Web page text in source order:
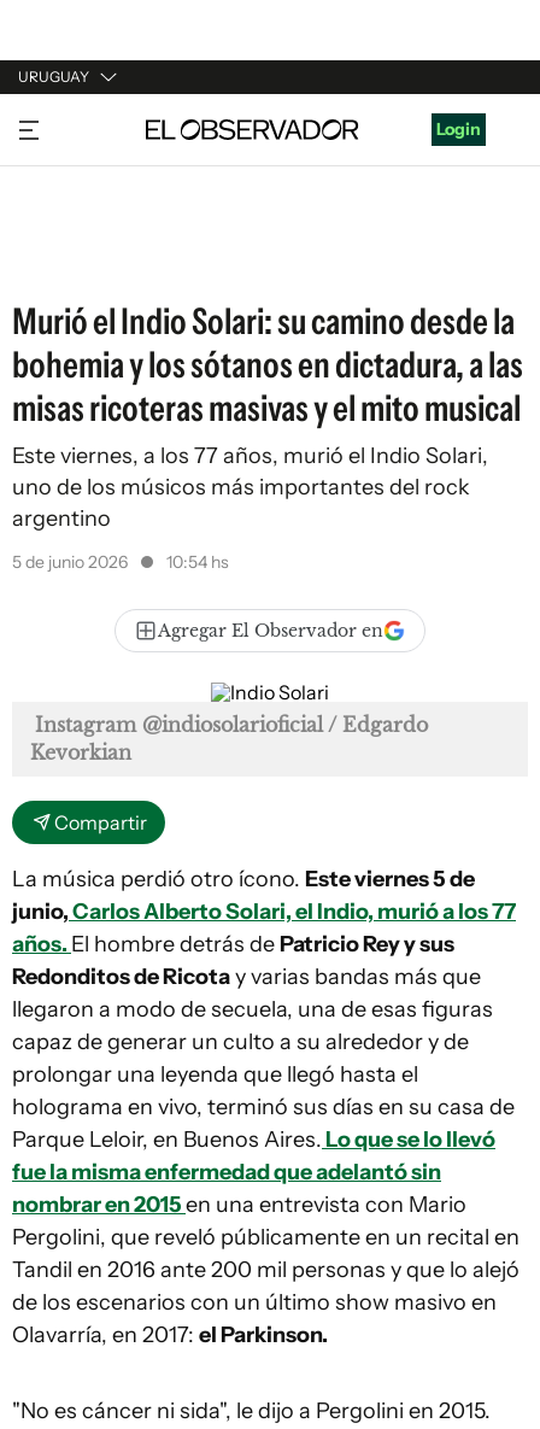
URUGUAY
URUGUAY
ARGENTINA
Login
Murió el Indio Solari: su camino desde la
bohemia y los sótanos en dictadura, a las
misas ricoteras masivas y el mito musical
Este viernes, a los 77 años, murió el Indio Solari,
uno de los músicos más importantes del rock
argentino
5 de junio 2026 10:54 hs
Agregar El Observador en
Instagram @indiosolarioficial / Edgardo
Kevorkian
Compartir
La música perdió otro ícono. Este viernes 5 de
junio,Carlos Alberto Solari, el Indio, murió a los 77
años. El hombre detrás de Patricio Rey y sus
Redonditos de Ricotay varias bandas más que
llegaron a modo de secuela, una de esas figuras
capaz de generar un culto a su alrededor y de
prolongar una leyenda que llegó hasta el
holograma en vivo, terminó sus días en su casa de
Parque Leloir, en Buenos Aires.Lo que se lo llevó
fue la misma enfermedad que adelantó sin
nombrar en 2015en una entrevista con Mario
Pergolini, que reveló públicamente en un recital en
Tandil en 2016 ante 200 mil personas y que lo alejó
de los escenarios con un último show masivo en
Olavarría, en 2017: el Parkinson.
"No es cáncer ni sida", le dijo a Pergolini en 2015.